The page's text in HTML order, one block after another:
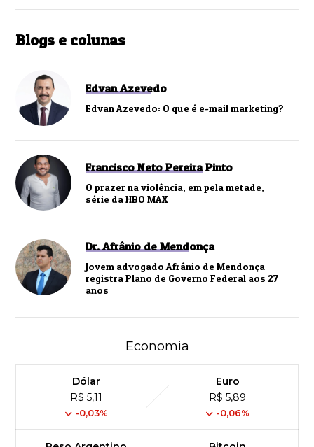
Blogs e colunas
Edvan Azevedo
Edvan Azevedo: O que é e-mail marketing?
Francisco Neto Pereira Pinto
O prazer na violência, em pela metade,
série da HBO MAX
Dr. Afrânio de Mendonça
Jovem advogado Afrânio de Mendonça
registra Plano de Governo Federal aos 27
anos
Economia
Dólar
R$ 5,11
-0,03%
Euro
R$ 5,89
-0,06%